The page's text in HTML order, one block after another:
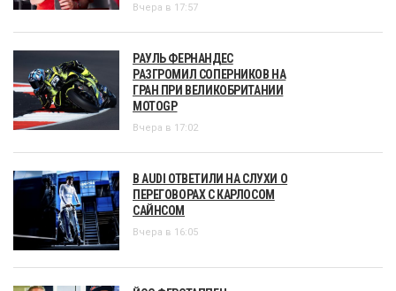
Вчера в 17:57
РАУЛЬ ФЕРНАНДЕС
РАЗГРОМИЛ СОПЕРНИКОВ НА
ГРАН ПРИ ВЕЛИКОБРИТАНИИ
MOTOGP
Вчера в 17:02
В AUDI ОТВЕТИЛИ НА СЛУХИ О
ПЕРЕГОВОРАХ С КАРЛОСОМ
САЙНСОМ
Вчера в 16:05